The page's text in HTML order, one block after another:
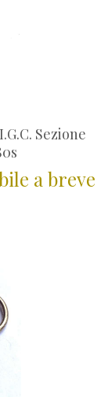
Sezione
a breve